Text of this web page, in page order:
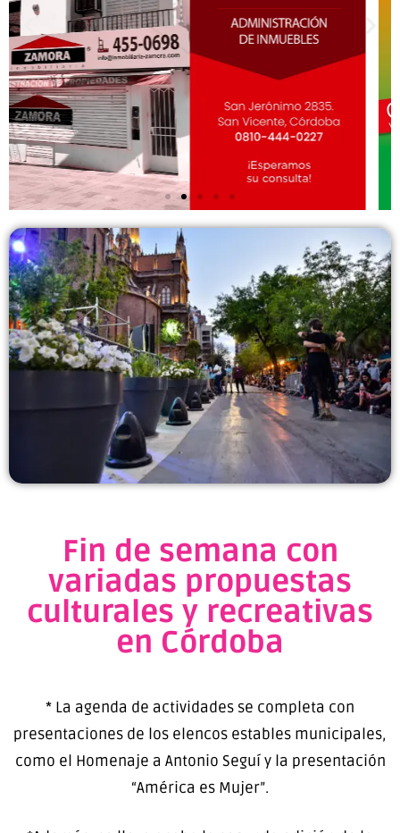
Fin de semana con
variadas propuestas
culturales y recreativas
en Córdoba
* La agenda de actividades se completa con
presentaciones de los elencos estables municipales,
como el Homenaje a Antonio Seguí y la presentación
“América es Mujer”.